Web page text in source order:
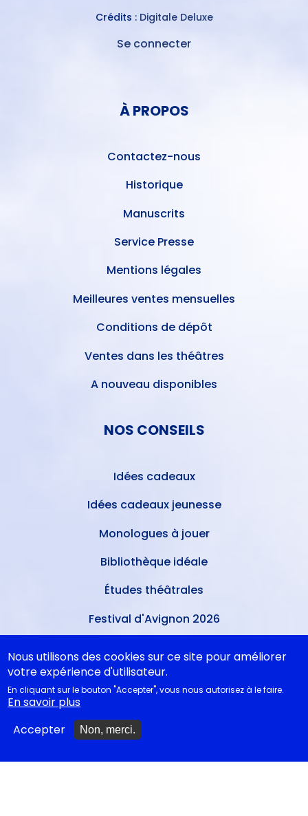
Crédits : Digitale Deluxe
Se connecter
À PROPOS
Contactez-nous
Historique
Manuscrits
Service Presse
Mentions légales
Meilleures ventes mensuelles
Conditions de dépôt
Ventes dans les théâtres
A nouveau disponibles
NOS CONSEILS
Idées cadeaux
Idées cadeaux jeunesse
Monologues à jouer
Bibliothèque idéale
Études théâtrales
Festival d'Avignon 2026
relectures...
Nous utilisons des cookies sur ce site pour améliorer
votre expérience d'utilisateur.
En cliquant sur le bouton "Accepter", vous nous autorisez à le faire.
En savoir plus
Accepter
Non, merci.